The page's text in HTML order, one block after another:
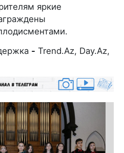
яркие
- Trend.Az, Day.Az,